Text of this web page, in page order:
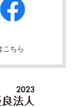
こちら